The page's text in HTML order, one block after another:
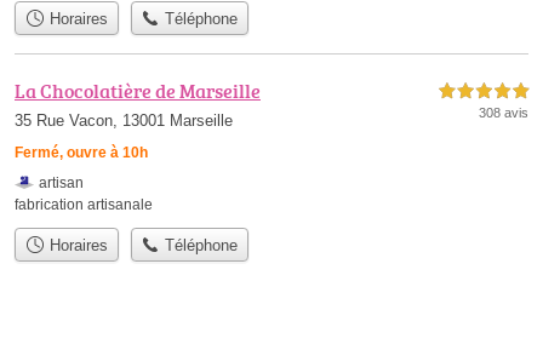
Horaires Téléphone
La Chocolatière de Marseille
35 Rue Vacon, 13001 Marseille
Fermé, ouvre à 10h
5,0 étoiles sur 5
308 avis
artisan
fabrication artisanale
Horaires Téléphone